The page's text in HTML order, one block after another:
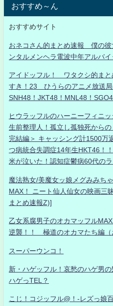
おすすめ～ん
おすすめサイト
おネコさん的まとめ速報 僕の彼
ンタルメンヘラ電波中年アルバ
アイドッフル！ ワタクシ的ま
すき！23 ひうらのアニメ放送
SNH48！JKT48！MNL48！
ヒウラッフルのハーニーフィニ
生前整理人！孤立し孤独死から
完結編＞ キャッシング計1500万
つ病統合失調症14年生HKT46！
米が泣いた！認知症鬱病60代の
魔法熟女/美魔女ッ娘メグみみち
MAX！ ニート仙人仙女の映画三
まとめ速報Z)]
乙女系腐男子のオカマッフル
逆襲！！ 極道のオカマたち編（
スーパーウンコ！
新・ハゲッフル！哀愁のハゲ男
ハゲっTEL？
こじ！コジッフル@！-レズっ娘